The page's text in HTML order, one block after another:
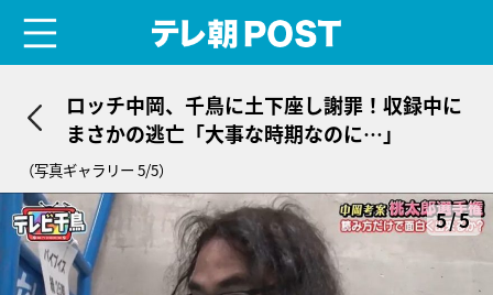
ロッチ中岡、千鳥に土下座し謝罪！収録中に
まさかの逃亡「大事な時期なのに…」
（写真ギャラリー 5/5）
5/5